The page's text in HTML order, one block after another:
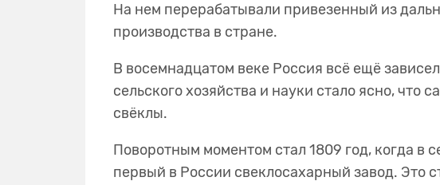
На нем перерабатывали привезенный из
производства в стране.
В восемнадцатом веке Россия всё ещё
сельского хозяйства и науки стало ясно, что
свёклы.
Поворотным моментом стал 1809 год, когда в
первый в России свеклосахарный завод. Это